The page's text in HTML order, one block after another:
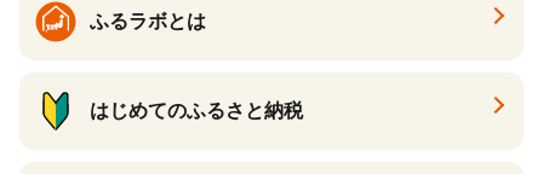
ふるラボとは
はじめてのふるさと納税